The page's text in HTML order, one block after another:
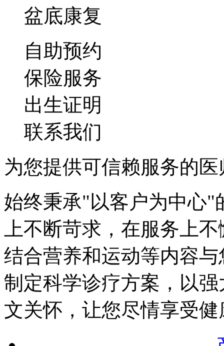
盆底康复
自助预约
保险服务
出生证明
联系我们
为您提供可信赖服务的
始终秉承"以客户为中心"
上不断苛求，在服务上
结合营养和运动等内容
制定科学诊疗方案，以
文关怀，让您尽情享受